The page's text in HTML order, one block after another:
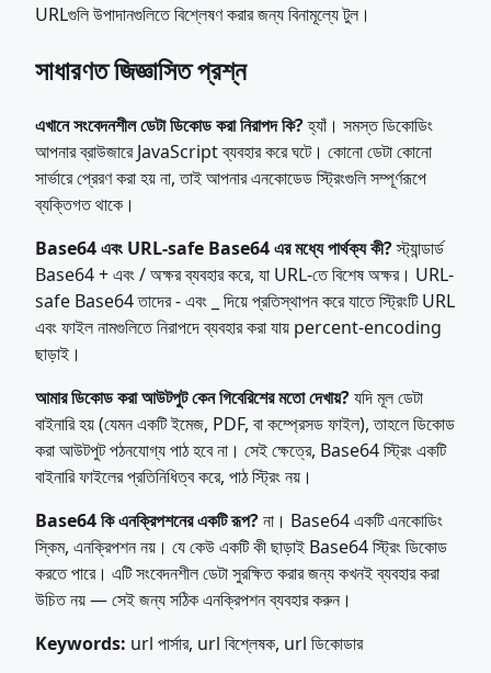
URLগুলি উপাদানগুলিতে বিশ্লেষণ করার জন্য বিনামূল্যে টুল।
সাধারণত জিজ্ঞাসিত প্রশ্ন
এখানে সংবেদনশীল ডেটা ডিকোড করা নিরাপদ কি?হ্যাঁ। সমস্ত ডিকোডিং
আপনার ব্রাউজারে JavaScript ব্যবহার করে ঘটে। কোনো ডেটা কোনো
সার্ভারে প্রেরণ করা হয় না, তাই আপনার এনকোডেড স্ট্রিংগুলি সম্পূর্ণরূপে
ব্যক্তিগত থাকে।
Base64 এবং URL-safe Base64 এর মধ্যে পার্থক্য কী?স্ট্যান্ডার্ড
Base64 + এবং / অক্ষর ব্যবহার করে, যা URL-তে বিশেষ অক্ষর। URL-
safe Base64 তাদের - এবং _ দিয়ে প্রতিস্থাপন করে যাতে স্ট্রিংটি URL
এবং ফাইল নামগুলিতে নিরাপদে ব্যবহার করা যায় percent-encoding
ছাড়াই।
আমার ডিকোড করা আউটপুট কেন গিবেরিশের মতো দেখায়?যদি মূল ডেটা
বাইনারি হয় (যেমন একটি ইমেজ, PDF, বা কম্প্রেসড ফাইল), তাহলে ডিকোড
করা আউটপুট পঠনযোগ্য পাঠ হবে না। সেই ক্ষেত্রে, Base64 স্ট্রিং একটি
বাইনারি ফাইলের প্রতিনিধিত্ব করে, পাঠ স্ট্রিং নয়।
Base64 কি এনক্রিপশনের একটি রূপ?না। Base64 একটি এনকোডিং
স্কিম, এনক্রিপশন নয়। যে কেউ একটি কী ছাড়াই Base64 স্ট্রিং ডিকোড
করতে পারে। এটি সংবেদনশীল ডেটা সুরক্ষিত করার জন্য কখনই ব্যবহার করা
উচিত নয় — সেই জন্য সঠিক এনক্রিপশন ব্যবহার করুন।
Keywords: url পার্সার, url বিশ্লেষক, url ডিকোডার